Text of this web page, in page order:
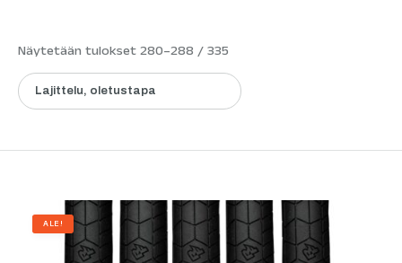
Näytetään tulokset 280–288 / 335
ALE!